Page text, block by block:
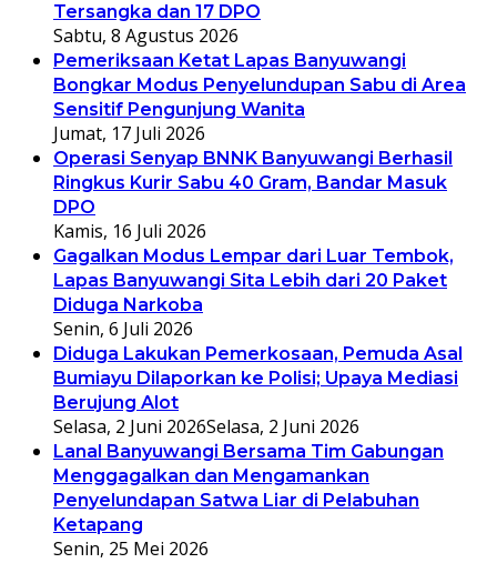
Tersangka dan 17 DPO
Sabtu, 8 Agustus 2026
Pemeriksaan Ketat Lapas Banyuwangi
Bongkar Modus Penyelundupan Sabu di Area
Sensitif Pengunjung Wanita
Jumat, 17 Juli 2026
Operasi Senyap BNNK Banyuwangi Berhasil
Ringkus Kurir Sabu 40 Gram, Bandar Masuk
DPO
Kamis, 16 Juli 2026
Gagalkan Modus Lempar dari Luar Tembok,
Lapas Banyuwangi Sita Lebih dari 20 Paket
Diduga Narkoba
Senin, 6 Juli 2026
Diduga Lakukan Pemerkosaan, Pemuda Asal
Bumiayu Dilaporkan ke Polisi; Upaya Mediasi
Berujung Alot
Selasa, 2 Juni 2026Selasa, 2 Juni 2026
Lanal Banyuwangi Bersama Tim Gabungan
Menggagalkan dan Mengamankan
Penyelundapan Satwa Liar di Pelabuhan
Ketapang
Senin, 25 Mei 2026